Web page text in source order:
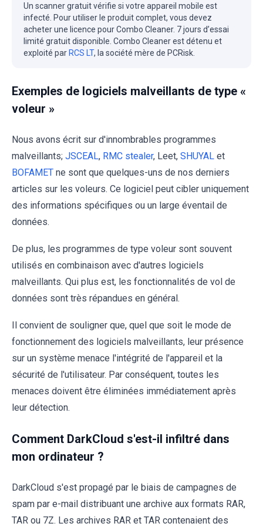
Un scanner gratuit vérifie si votre appareil mobile est
infecté. Pour utiliser le produit complet, vous devez
acheter une licence pour Combo Cleaner. 7 jours d’essai
limité gratuit disponible. Combo Cleaner est détenu et
exploité par RCS LT, la société mère de PCRisk.
Exemples de logiciels malveillants de type «
voleur »
Nous avons écrit sur d'innombrables programmes
malveillants; JSCEAL, RMC stealer, Leet, SHUYAL et
BOFAMET ne sont que quelques-uns de nos derniers
articles sur les voleurs. Ce logiciel peut cibler uniquement
des informations spécifiques ou un large éventail de
données.
De plus, les programmes de type voleur sont souvent
utilisés en combinaison avec d'autres logiciels
malveillants. Qui plus est, les fonctionnalités de vol de
données sont très répandues en général.
Il convient de souligner que, quel que soit le mode de
fonctionnement des logiciels malveillants, leur présence
sur un système menace l'intégrité de l'appareil et la
sécurité de l'utilisateur. Par conséquent, toutes les
menaces doivent être éliminées immédiatement après
leur détection.
Comment DarkCloud s'est-il infiltré dans
mon ordinateur ?
DarkCloud s'est propagé par le biais de campagnes de
spam par e-mail distribuant une archive aux formats RAR,
TAR ou 7Z. Les archives RAR et TAR contenaient des